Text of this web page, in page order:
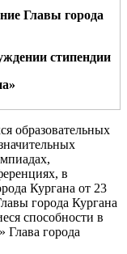
Главы города
стипендии
образовательных
в
Кургана от 23
города Кургана
способности в
Глава города